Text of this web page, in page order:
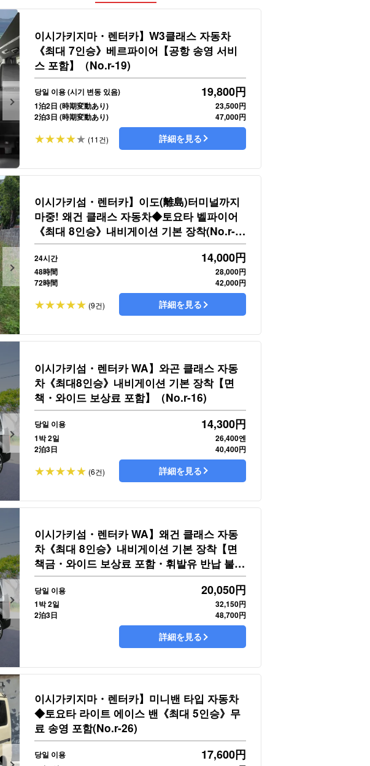
이시가키지마・렌터카】W3클래스 자동차
《최대 7인승》베르파이어【공항 송영 서비
스 포함】（No.r-19)
당일 이용 (시기 변동 있음) 19,800円
1泊2日 (時期変動あり)
23,500円
2泊3日 (時期変動あり)
47,000円
(11건) 詳細を見る
이시가키섬・렌터카】이도(離島)터미널까지
마중! 왜건 클래스 자동차◆토요타 벨파이어
《최대 8인승》내비게이션 기본 장착(No.r-
44)
24시간 14,000円
48時間
28,000円
72時間
42,000円
(9건) 詳細を見る
이시가키섬・렌터카 WA】와곤 클래스 자동
차《최대8인승》내비게이션 기본 장착【면
책・와이드 보상료 포함】（No.r-16)
당일 이용 14,300円
1박 2일
26,400엔
2泊3日
40,400円
(6건) 詳細を見る
이시가키섬・렌터카 WA】왜건 클래스 자동
차《최대 8인승》내비게이션 기본 장착【면
책금・와이드 보상료 포함・휘발유 반납 불필
요】(No.r-17)
당일 이용 20,050円
1박 2일
32,150円
2泊3日
48,700円
詳細を見る
이시가키지마・렌터카】미니밴 타입 자동차
◆토요타 라이트 에이스 밴《최대 5인승》무
료 송영 포함(No.r-26)
당일 이용 17,600円